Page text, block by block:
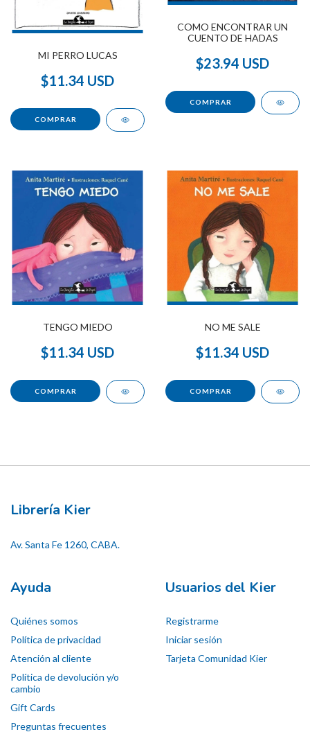
MI PERRO LUCAS
$11.34 USD
COMO ENCONTRAR UN
CUENTO DE HADAS
$23.94 USD
TENGO MIEDO
$11.34 USD
NO ME SALE
$11.34 USD
Librería Kier
Av. Santa Fe 1260, CABA.
Ayuda
Quiénes somos
Política de privacidad
Atención al cliente
Política de devolución y/o
cambio
Gift Cards
Preguntas frecuentes
Usuarios del Kier
Registrarme
Iniciar sesión
Tarjeta Comunidad Kier